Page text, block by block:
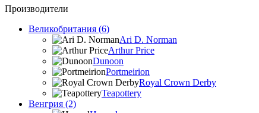
Производители
Великобритания (6)
Ari D. Norman
Arthur Price
Dunoon
Portmeirion
Royal Crown Derby
Teapottery
Венгрия (2)